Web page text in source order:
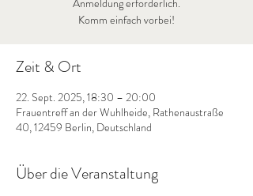
Anmeldung erforderlich.
Komm einfach vorbei!
Zeit & Ort
22. Sept. 2025, 18:30 – 20:00
Frauentreff an der Wuhlheide, Rathenaustraße
40, 12459 Berlin, Deutschland
Über die Veranstaltung